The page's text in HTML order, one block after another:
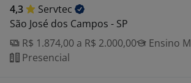
4,3
Servtec
São José dos Campos - SP
R$ 1.874,00 a R$ 2.000,00
Ensino
Presencial